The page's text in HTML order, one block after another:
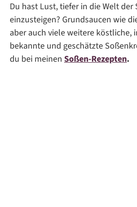
Du hast Lust, tiefer in die Welt der
einzusteigen? Grundsaucen wie
aber auch viele weitere köstliche,
bekannte und geschätzte
du bei meinen Soßen-Rezepten.